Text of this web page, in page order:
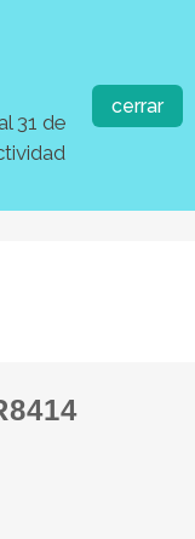
31 de
cerrar